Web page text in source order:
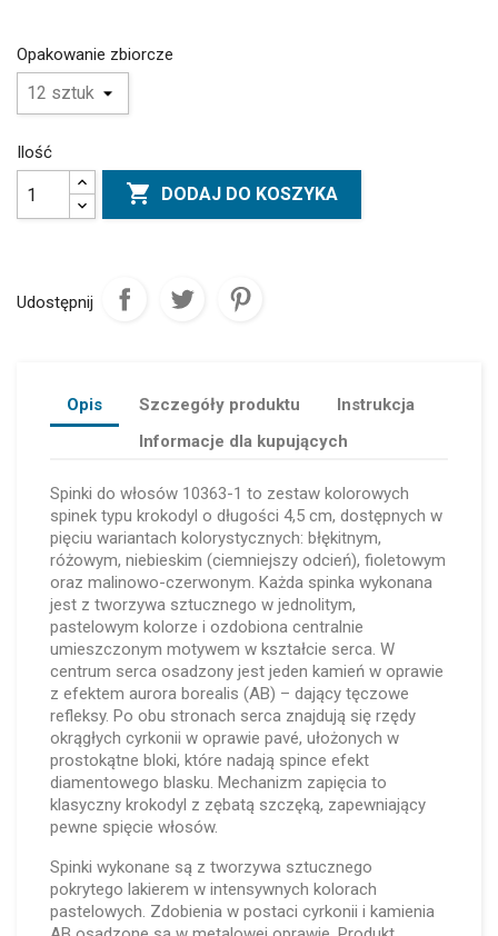
Opakowanie zbiorcze
Ilość
 DODAJ DO KOSZYKA
Udostępnij
Opis Szczegóły produktu
Instrukcja
Informacje dla kupujących
Spinki do włosów 10363-1 to zestaw kolorowych
spinek typu krokodyl o długości 4,5 cm, dostępnych w
pięciu wariantach kolorystycznych: błękitnym,
różowym, niebieskim (ciemniejszy odcień), fioletowym
oraz malinowo-czerwonym. Każda spinka wykonana
jest z tworzywa sztucznego w jednolitym,
pastelowym kolorze i ozdobiona centralnie
umieszczonym motywem w kształcie serca. W
centrum serca osadzony jest jeden kamień w oprawie
z efektem aurora borealis (AB) – dający tęczowe
refleksy. Po obu stronach serca znajdują się rzędy
okrągłych cyrkonii w oprawie pavé, ułożonych w
prostokątne bloki, które nadają spince efekt
diamentowego blasku. Mechanizm zapięcia to
klasyczny krokodyl z zębatą szczęką, zapewniający
pewne spięcie włosów.
Spinki wykonane są z tworzywa sztucznego
pokrytego lakierem w intensywnych kolorach
pastelowych. Zdobienia w postaci cyrkonii i kamienia